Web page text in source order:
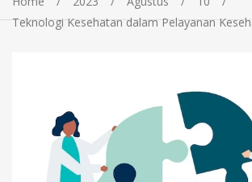
Teknologi Kesehatan dalam Pelayanan